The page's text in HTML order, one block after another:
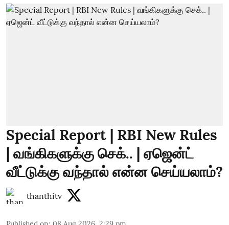
Special Report | RBI New Rules
| வங்கிகளுக்கு செக்.. | ஏஜென்ட்
வீட்டுக்கு வந்தால் என்ன செய்யலாம்?
thanthitv